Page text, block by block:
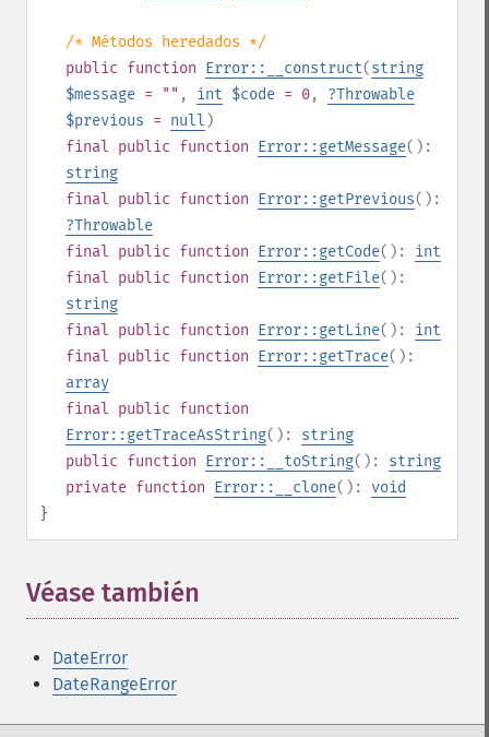
/* Métodos heredados */
public function Error::__construct(string
$message = "" , int $code = 0, ?Throwable
$previous = null )
final public function Error::getMessage():
string
final public function Error::getPrevious():
?Throwable
final public function Error::getCode(): int
final public function Error::getFile():
string
final public function Error::getLine(): int
final public function Error::getTrace():
array
final public function
Error::getTraceAsString(): string
public function Error::__toString(): string
private function Error::__clone(): void
}
Véase también
DateError
DateRangeError